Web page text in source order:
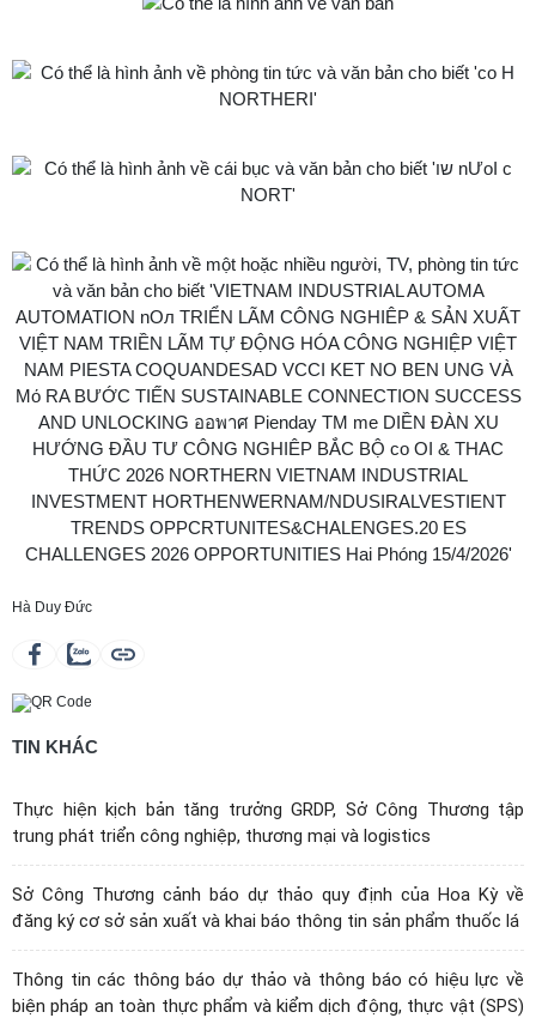
Hà Duy Đức
TIN KHÁC
Thực hiện kịch bản tăng trưởng GRDP, Sở Công Thương tập
trung phát triển công nghiệp, thương mại và logistics
Sở Công Thương cảnh báo dự thảo quy định của Hoa Kỳ về
đăng ký cơ sở sản xuất và khai báo thông tin sản phẩm thuốc lá
Thông tin các thông báo dự thảo và thông báo có hiệu lực về
biện pháp an toàn thực phẩm và kiểm dịch động, thực vật (SPS)